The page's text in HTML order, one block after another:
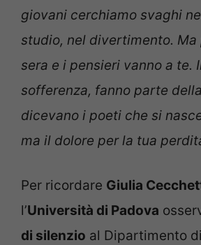
giovani cerchiamo svaghi
studio, nel divertimento. Ma
sera e i pensieri vanno a te.
sofferenza, fanno parte
dicevano i poeti che si
ma il dolore per la tua
Per ricordare Giulia
l’Università di Padova
di silenzio al Dipartimento